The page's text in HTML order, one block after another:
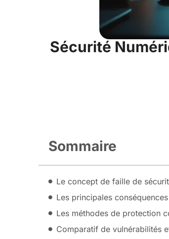
Sécurité
Sommaire
Le concept de faille de
Les principales
Les méthodes de protection
Comparatif de vulnérabilités